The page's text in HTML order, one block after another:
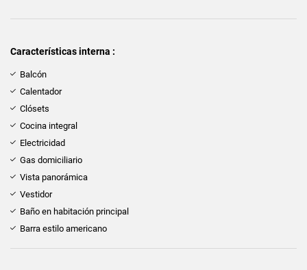
Características interna :
Balcón
Calentador
Clósets
Cocina integral
Electricidad
Gas domiciliario
Vista panorámica
Vestidor
Baño en habitación principal
Barra estilo americano